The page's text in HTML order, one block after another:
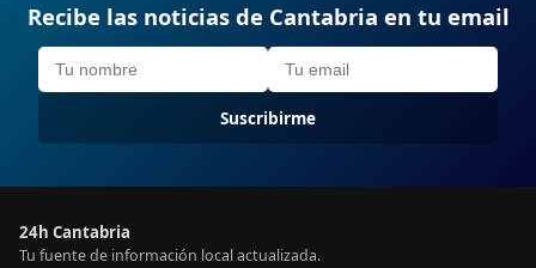
Recibe las noticias de Cantabria en tu email
Suscribirme
24h Cantabria
Tu fuente de información local actualizada.